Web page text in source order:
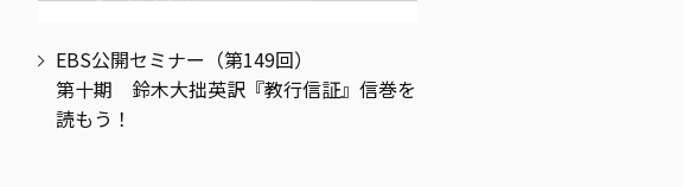
EBS公開セミナー（第149回）
第十期 鈴木大拙英訳『教行信証』信巻を
読もう！